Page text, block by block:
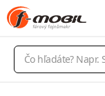
Vyhľadávanie